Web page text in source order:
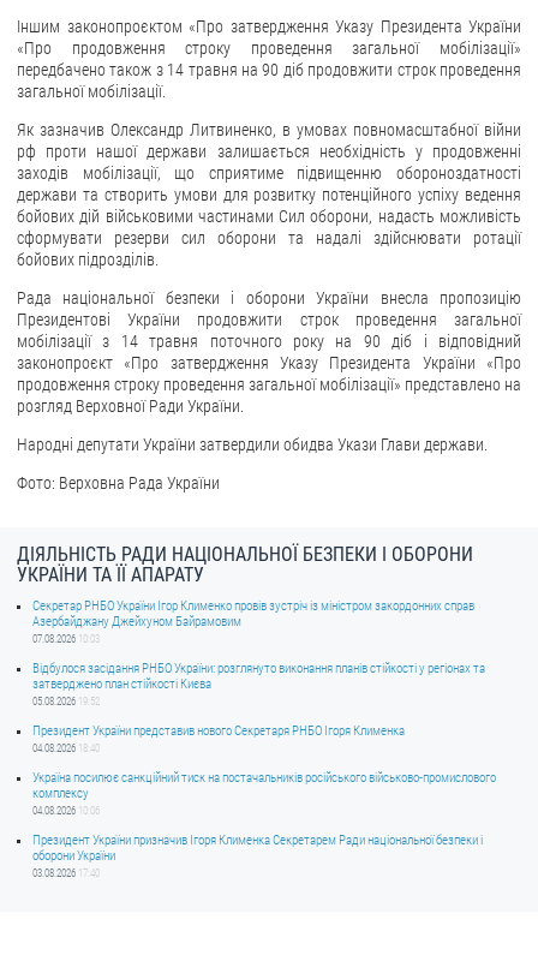
Публічні закупівлі
Внутрішній аудит
ДЕРЖАВНИЙ РЕЄСТР САНКЦІЙ
Іншим законопроєктом «Про затвердження Указу Президента України
«Про продовження строку проведення загальної мобілізації»
передбачено також з 14 травня на 90 діб продовжити строк проведення
загальної мобілізації.
Як зазначив Олександр Литвиненко, в умовах повномасштабної війни
рф проти нашої держави залишається необхідність у продовженні
заходів мобілізації, що сприятиме підвищенню обороноздатності
держави та створить умови для розвитку потенційного успіху ведення
бойових дій військовими частинами Сил оборони, надасть можливість
сформувати резерви сил оборони та надалі здійснювати ротації
бойових підрозділів.
Рада національної безпеки і оборони України внесла пропозицію
Президентові України продовжити строк проведення загальної
мобілізації з 14 травня поточного року на 90 діб і відповідний
законопроєкт «Про затвердження Указу Президента України «Про
продовження строку проведення загальної мобілізації» представлено на
розгляд Верховної Ради України.
Народні депутати України затвердили обидва Укази Глави держави.
Фото: Верховна Рада України
ДІЯЛЬНІСТЬ РАДИ НАЦІОНАЛЬНОЇ БЕЗПЕКИ І ОБОРОНИ
УКРАЇНИ ТА ЇЇ АПАРАТУ
Секретар РНБО України Ігор Клименко провів зустріч із міністром закордонних справ
Азербайджану Джейхуном Байрамовим
07.08.2026 10:03
Відбулося засідання РНБО України: розглянуто виконання планів стійкості у регіонах та
затверджено план стійкості Києва
05.08.2026 19:52
Президент України представив нового Секретаря РНБО Ігоря Клименка
04.08.2026 18:40
Україна посилює санкційний тиск на постачальників російського військово-промислового
комплексу
04.08.2026 10:06
Президент України призначив Ігоря Клименка Секретарем Ради національної безпеки і
оборони України
03.08.2026 17:40